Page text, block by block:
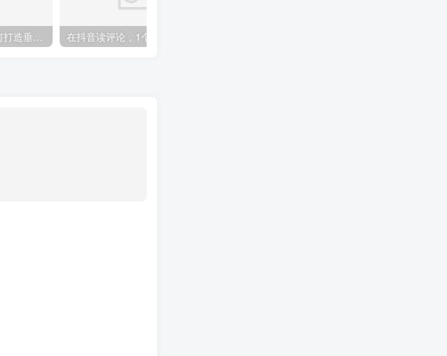
短视频课程：新手如何打造垂直账号，教你标准流程搭建基础账号（录播+直播）